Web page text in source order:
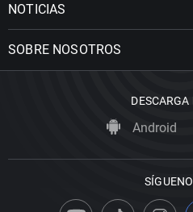
NOTICIAS
SOBRE NOSOTROS
Android